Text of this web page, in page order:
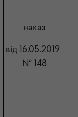
наказ
від 16.05.2019
№ 148